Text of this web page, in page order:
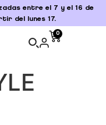
entre el 7 y el 16 de
del lunes 17.
0